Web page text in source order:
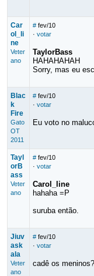
Car
ol_li
ne
Veter
ano
# fev/10
· votar
TaylorBass
HAHAHAHAH
Sorry, mas eu
Blac
k
Fire
Gato
OT
2011
# fev/10
· votar
Eu voto no
Tayl
orB
ass
Veter
ano
# fev/10
· votar
Carol_line
hahaha =P
suruba então.
Jiuv
ask
ala
Veter
ano
# fev/10
· votar
cadê os